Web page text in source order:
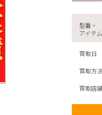
型番・
アイテ
買取日
買取方
買取店